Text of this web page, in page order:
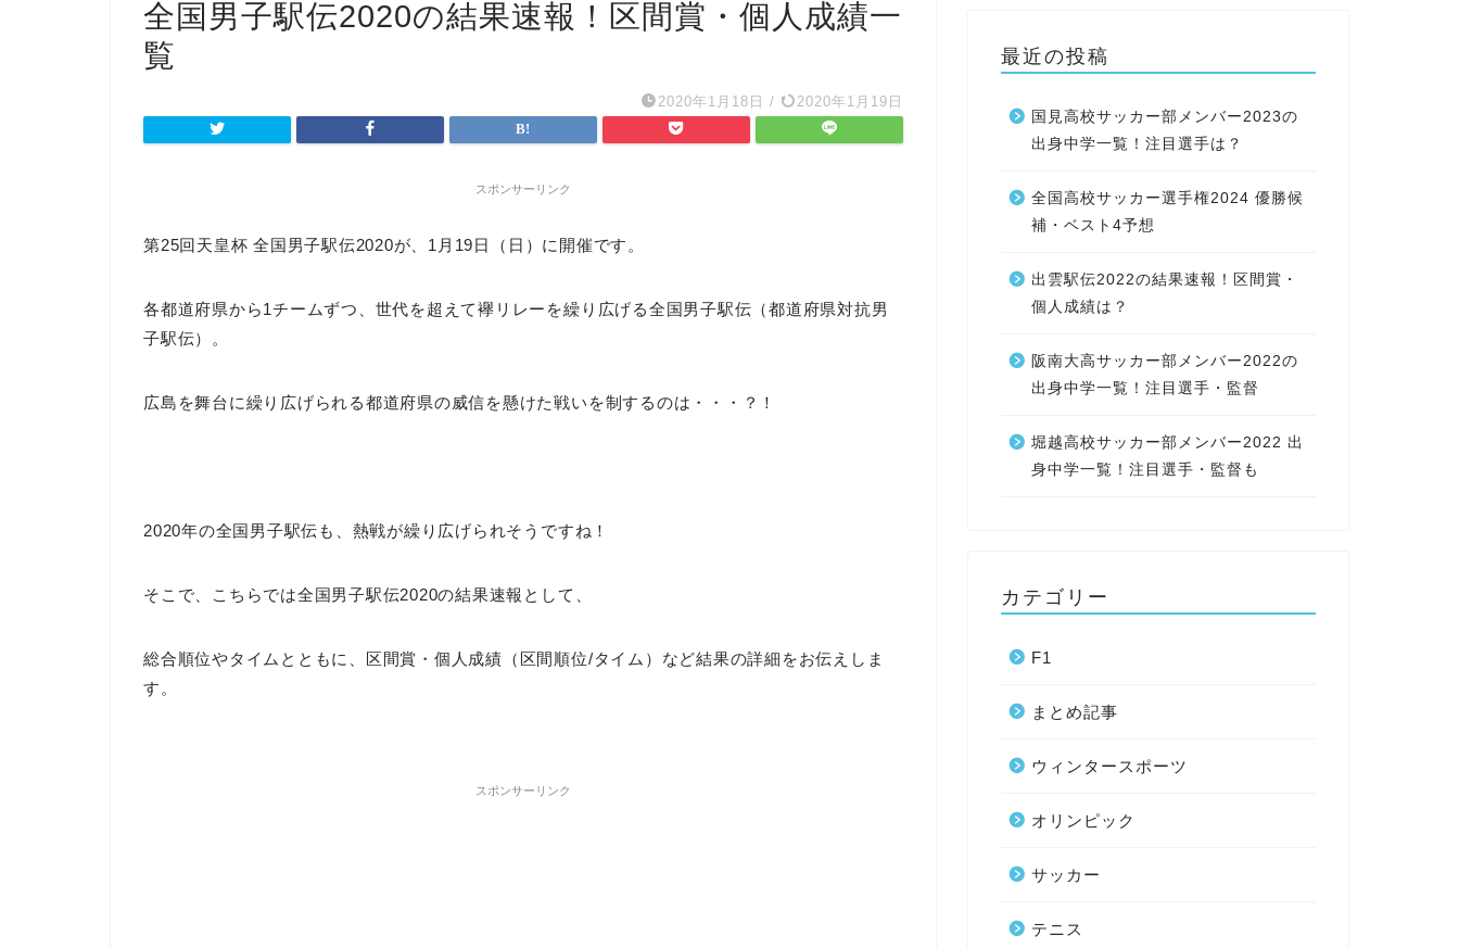
全国男子駅伝2020の結果速報！区間賞・個人成績一
覧
2020年1月18日 / 2020年1月19日
スポンサーリンク
第25回天皇杯 全国男子駅伝2020が、1月19日（日）に開催です。
各都道府県から1チームずつ、世代を超えて襷リレーを繰り広げる全国男子駅伝（都道府県対抗男
子駅伝）。
広島を舞台に繰り広げられる都道府県の威信を懸けた戦いを制するのは・・・？！
2020年の全国男子駅伝も、熱戦が繰り広げられそうですね！
そこで、こちらでは全国男子駅伝2020の結果速報として、
総合順位やタイムとともに、区間賞・個人成績（区間順位/タイム）など結果の詳細をお伝えしま
す。
スポンサーリンク
最近の投稿
国見高校サッカー部メンバー2023の
出身中学一覧！注目選手は？
全国高校サッカー選手権2024 優勝候
補・ベスト4予想
出雲駅伝2022の結果速報！区間賞・
個人成績は？
阪南大高サッカー部メンバー2022の
出身中学一覧！注目選手・監督
堀越高校サッカー部メンバー2022 出
身中学一覧！注目選手・監督も
カテゴリー
F1
まとめ記事
ウィンタースポーツ
オリンピック
サッカー
テニス